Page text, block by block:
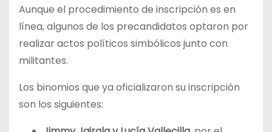
Aunque el procedimiento de inscripción es en
línea, algunos de los precandidatos optaron por
realizar actos políticos simbólicos junto con
militantes.
Los binomios que ya oficializaron su inscripción
son los siguientes: